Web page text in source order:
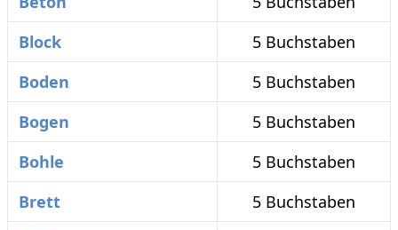
Block
5 Buchstaben
Boden
5 Buchstaben
Bogen
5 Buchstaben
Bohle
5 Buchstaben
Brett
5 Buchstaben